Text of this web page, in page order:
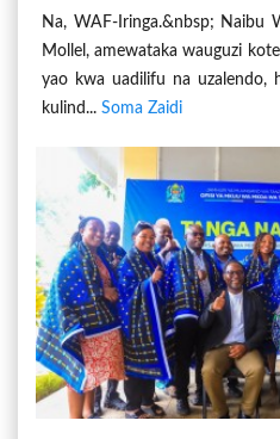
KAZI
Na, WAF-Iringa.&nbsp; Naibu
Mollel, amewataka wauguzi
yao kwa uadilifu na uzalendo,
kulind... Soma Zaidi